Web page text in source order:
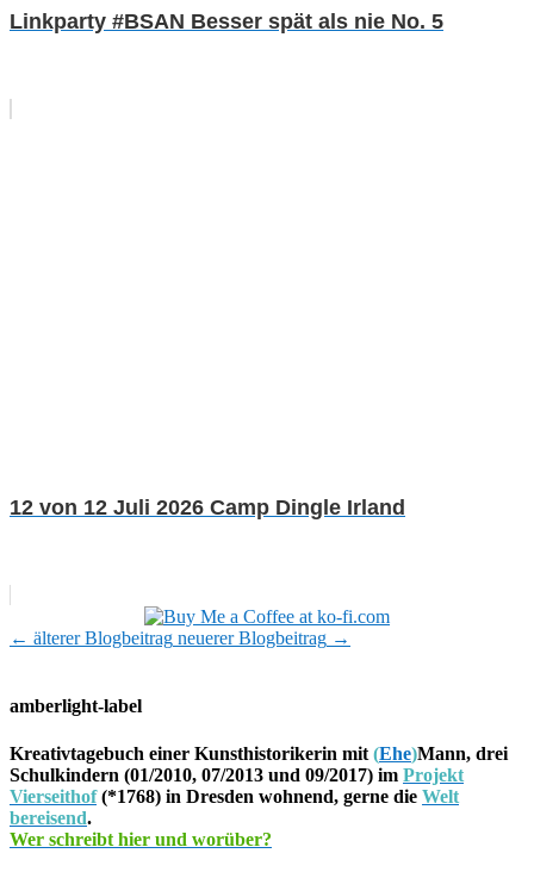
Linkparty #BSAN Besser spät als nie No. 5
12 von 12 Juli 2026 Camp Dingle Irland
← älterer Blogbeitrag neuerer Blogbeitrag →
amberlight-label
Kreativtagebuch einer Kunsthistorikerin mit (Ehe)Mann, drei
Schulkindern (01/2010, 07/2013 und 09/2017) im Projekt
Vierseithof(*1768) in Dresden wohnend, gerne die Welt
bereisend.
Wer schreibt hier und worüber?